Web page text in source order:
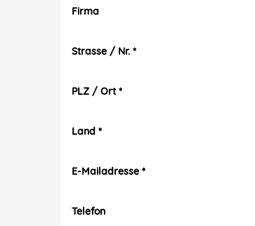
Firma
Strasse / Nr.
PLZ / Ort
Land
E-Mailadresse
Telefon